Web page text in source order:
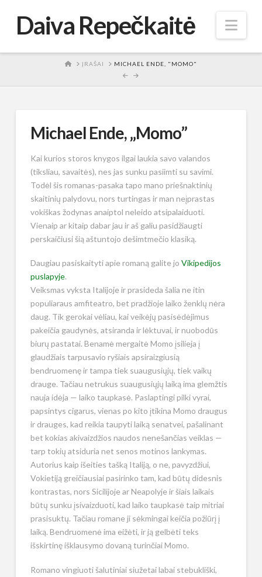
Daiva Repečkaitė
HOMEĮRAŠAI MICHAEL ENDE, "MOMO"
Michael Ende, „Momo”
Kai kurios storos knygos ilgai laukia savo valandos
(tiksliau, savaitės), nes jas sunku pasiimti su savimi.
Todėl šis romanas-pasaka tapo mano priešnaktinių
skaitinių palydovu, nors turtingas ir man neįprastas
vokiškas žodynas anaiptol neleido atsipalaiduoti.
Vienaip ar kitaip dabar jau ir aš galiu pasidžiaugti
perskaičiusi šią aštuntojo dešimtmečio klasiką.
Daugiau pasiskaityti apie romaną galite jo Vikipedijos
puslapyje.
Veiksmas vyksta Italijoje ir prasideda šalia ne itin
populiaraus amfiteatro, bet pradžioje laiko ženklų nėra
daug. Tik gerokai vėliau, kai veikėjų pasisėdėjimus
pakeičia gaudynės, atsiranda ir lėktuvai, ir nuobodūs
biurų pastatai. Benamė mergaitė Momo įsilieja į
glaudžiais tarpusavio ryšiais apsiraizgiusią
bendruomenę ir tampa tiek suaugusiųjų, tiek vaikų
drauge. Tačiau netrukus suaugusiųjų laiką ima glemžtis
nauja idėja — laiko taupkasė. Paslaptingi pilki vyrai,
papsintys cigarus, vienas po kito įtikina Momo draugus
ir drauges, kad reikia taupyti laiką senatvei, pašalinant
bet kokias akivaizdžios naudos nenešančias veiklas —
tarp tokių atsiduria net senos motinos lankymas.
Autorius kaip išeities tašką Italiją, o ne, pavyzdžiui,
Vokietiją greičiausiai pasirinko tam, kad būtų didesnis
kontrastas, nors Sicilijoje ar Neapolyje ir šiais laikais
būtų sunku įsivaizduoti, kad laiko taupkasė taip mitriai
prasisuktų. Tačiau romane ji sėkmingai keičia požiūrį į
laiką. Bendruomenė ima eižėti, ir ją gelbėti teks
išskirtinę išklausymo dovaną turinčiai Momo.
Romano vingiuoti šalutiniai siužetai labai stebukliški,